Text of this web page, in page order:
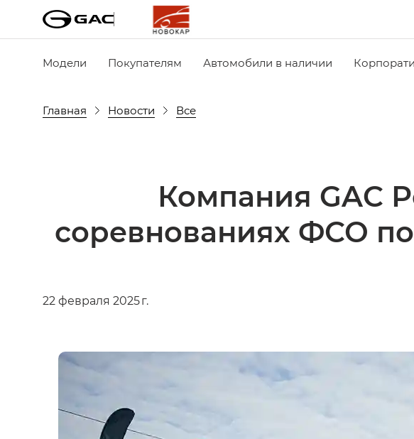
Модели Покупателям Автомобили в наличии
Главная Новости Все
Компания GAC
соревнованиях ФСО
22 февраля 2025 г.